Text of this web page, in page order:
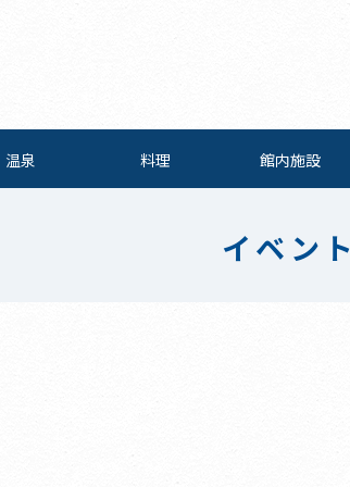
温泉 料理 館内施設
イベント